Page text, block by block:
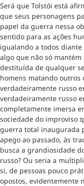
Será que Tolstói está
que seus personagens
papel da guerra nessa
sentido para as ações
igualando a todos
algo que não só
destituída de qualquer
homens matando outros
verdadeiramente russo
verdadeiramente russo
completamente imersa
sociedade do improviso
guerra total inaugurada
apego ao passado, às
busca a grandiosidade
russo? Ou seria a
si, de pessoas pouco
opostos, evidentemente